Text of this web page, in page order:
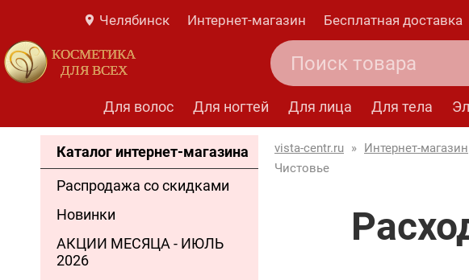
Челябинск Интернет-магазин Бесплатная доставка
КОСМЕТИКА
ДЛЯ ВСЕХ
Для волос Для ногтей Для лица Для тела
Каталог интернет-магазина
Распродажа со скидками
Новинки
АКЦИИ МЕСЯЦА - ИЮЛЬ
2026
vista-centr.ru » Интернет-магазин
Чистовье